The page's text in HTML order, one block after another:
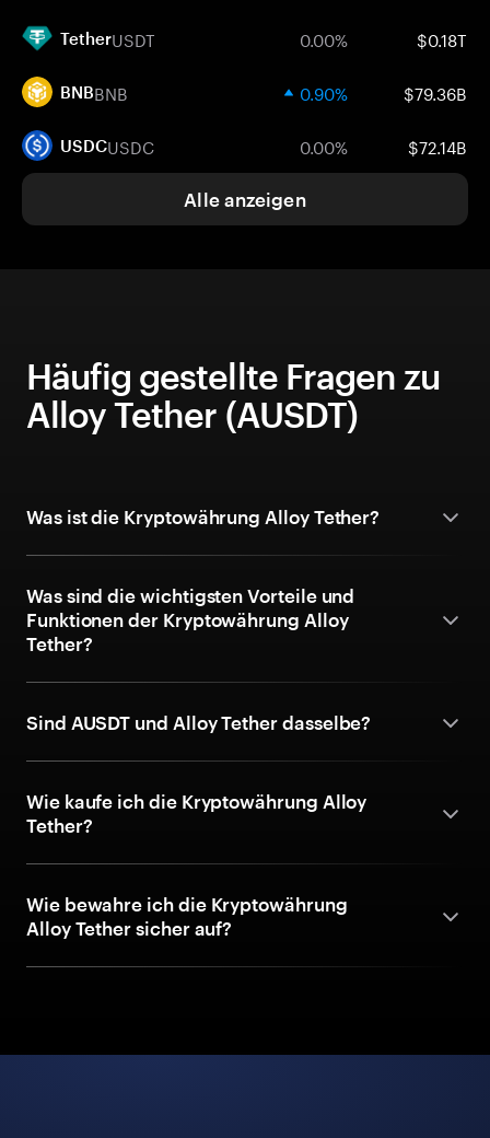
TetherUSDT 0.00% $0.18T
BNBBNB 0.90% $79.36B
USDCUSDC 0.00% $72.14B
Alle anzeigen
Häufig gestellte Fragen zu
Alloy Tether (AUSDT)
Was ist die Kryptowährung Alloy Tether?
Was sind die wichtigsten Vorteile und
Funktionen der Kryptowährung Alloy
Tether?
Sind AUSDT und Alloy Tether dasselbe?
Wie kaufe ich die Kryptowährung Alloy
Tether?
Wie bewahre ich die Kryptowährung
Alloy Tether sicher auf?